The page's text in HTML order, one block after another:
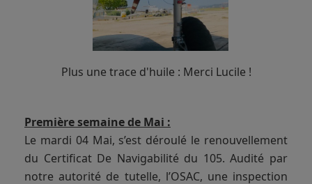
Plus une trace d'huile : Merci Lucile !
Première semaine de Mai :
Le mardi 04 Mai, s’est déroulé le renouvellement
du Certificat De Navigabilité du 105. Audité par
notre autorité de tutelle, l’OSAC, une inspection